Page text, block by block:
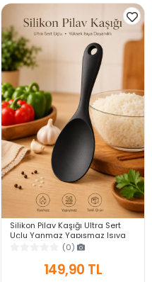
Silikon Pilav Kaşığı Ultra Sert
Uçlu Yanmaz Yapışmaz Isıya
Dayanıklı Siyah Servis Yemek
(0)
149,90 TL